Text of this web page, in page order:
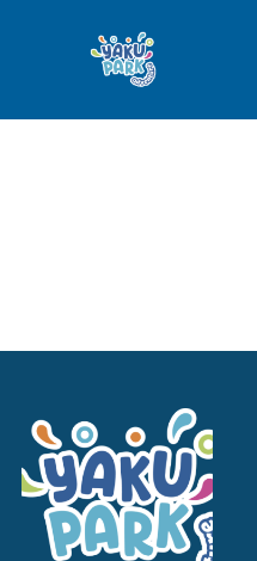
Navegación